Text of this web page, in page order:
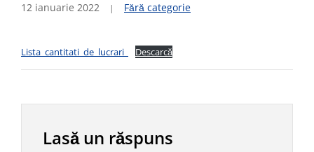
12 ianuarie 2022 Fără categorie
Lista_cantitati_de_lucrari_ Descarcă
Lasă un răspuns